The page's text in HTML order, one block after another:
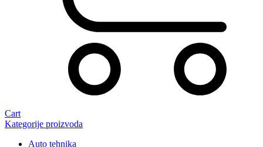
Cart
Kategorije proizvoda
Auto tehnika